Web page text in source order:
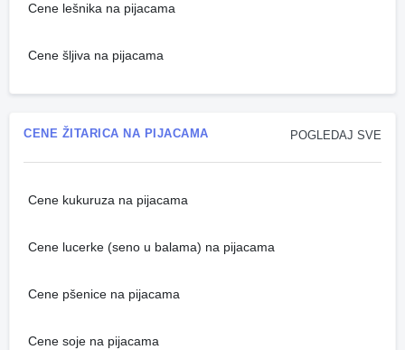
Cene lešnika na pijacama
Cene šljiva na pijacama
POGLEDAJ SVE
CENE ŽITARICA NA PIJACAMA
Cene kukuruza na pijacama
Cene lucerke (seno u balama) na pijacama
Cene pšenice na pijacama
Cene soje na pijacama